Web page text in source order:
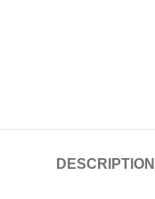
DESCRIPTION